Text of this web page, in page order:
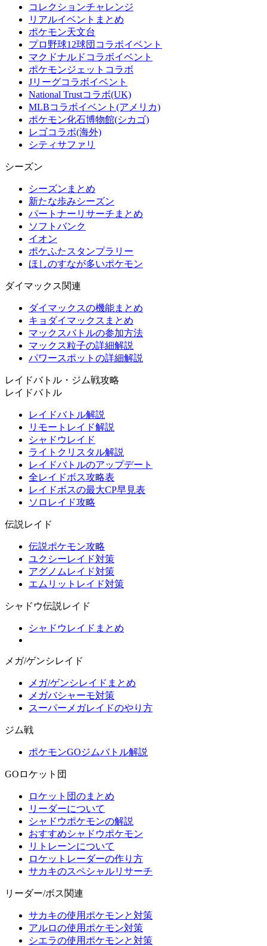
コレクションチャレンジ
リアルイベントまとめ
ポケモン天文台
プロ野球12球団コラボイベント
マクドナルドコラボイベント
ポケモンジェットコラボ
Jリーグコラボイベント
National Trustコラボ(UK)
MLBコラボイベント(アメリカ)
ポケモン化石博物館(シカゴ)
レゴコラボ(海外)
シティサファリ
シーズン
シーズンまとめ
新たな歩みシーズン
パートナーリサーチまとめ
ソフトバンク
イオン
ポケふたスタンプラリー
ほしのすなが多いポケモン
ダイマックス関連
ダイマックスの機能まとめ
キョダイマックスまとめ
マックスバトルの参加方法
マックス粒子の詳細解説
パワースポットの詳細解説
レイドバトル・ジム戦攻略
レイドバトル
レイドバトル解説
リモートレイド解説
シャドウレイド
ライトクリスタル解説
レイドバトルのアップデート
全レイドボス攻略表
レイドボスの最大CP早見表
ソロレイド攻略
伝説レイド
伝説ポケモン攻略
ユクシーレイド対策
アグノムレイド対策
エムリットレイド対策
シャドウ伝説レイド
シャドウレイドまとめ
メガ/ゲンシレイド
メガ/ゲンシレイドまとめ
メガバシャーモ対策
スーパーメガレイドのやり方
ジム戦
ポケモンGOジムバトル解説
GOロケット団
ロケット団のまとめ
リーダーについて
シャドウポケモンの解説
おすすめシャドウポケモン
リトレーンについて
ロケットレーダーの作り方
サカキのスペシャルリサーチ
リーダー/ボス関連
サカキの使用ポケモンと対策
アルロの使用ポケモン対策
シエラの使用ポケモンと対策